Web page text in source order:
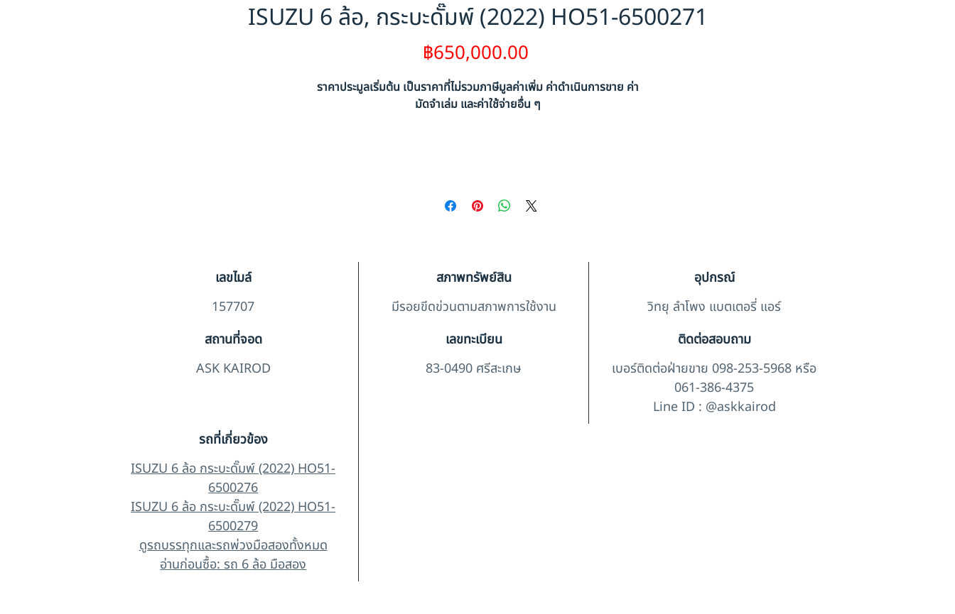
ISUZU 6 ล้อ, กระบะดั๊มพ์ (2022) HO51-6500271
฿650,000.00
ราคาประมูลเริ่มต้น เป็นราคาที่ไม่รวมภาษีมูลค่าเพิ่ม ค่าดำเนินการขาย ค่า
มัดจำเล่ม และค่าใช้จ่ายอื่น ๆ
เลขไมล์
157707
สภาพทรัพย์สิน
มีรอยขีดข่วนตามสภาพการใช้งาน
อุปกรณ์
วิทยุ ลำโพง แบตเตอรี่ แอร์
สถานที่จอด
ASK KAIROD
เลขทะเบียน
83-0490 ศรีสะเกษ
ติดต่อสอบถาม
เบอร์ติดต่อฝ่ายขาย 098-253-5968 หรือ
061-386-4375
Line ID : @askkairod
รถที่เกี่ยวข้อง
ISUZU 6 ล้อ กระบะดั๊มพ์ (2022) HO51-
6500276
ISUZU 6 ล้อ กระบะดั๊มพ์ (2022) HO51-
6500279
ดูรถบรรทุกและรถพ่วงมือสองทั้งหมด
อ่านก่อนซื้อ: รถ 6 ล้อ มือสอง